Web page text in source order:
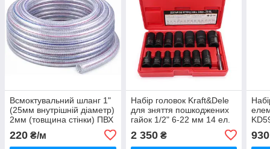
Всмоктувальний шланг 1"
(25мм внутрішній діаметр)
2мм (товщина стінки) ПВХ
220 ₴/м
Набір головок Kraft&Dele
для зняття пошкоджених
гайок 1/2" 6-22 мм 14 ел.
2 350₴ 930